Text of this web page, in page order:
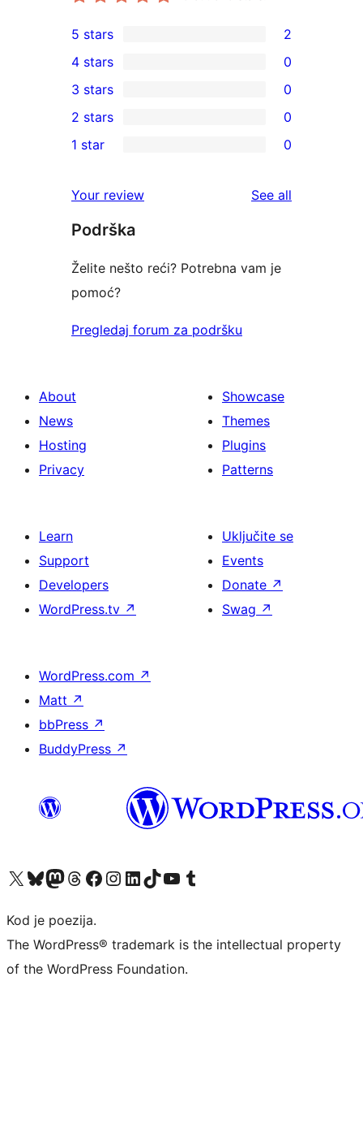
2
5-
star
reviews
5 stars 2
4-
star
reviews
4 stars 0
0
3-
star
3 stars 0
2-
reviews
2 stars 0
star
reviews
1 star 0
Your review See all
Podrška
Želite nešto reći? Potrebna vam je
pomoć?
Pregledaj forum za podršku
About
News
Hosting
Privacy
Showcase
Themes
Plugins
Patterns
Learn
Support
Developers
WordPress.tv ↗
Uključite se
Events
Donate ↗
Swag ↗
WordPress.com ↗
Matt ↗
bbPress ↗
BuddyPress ↗
Visit our X (formerly Twitter) account
Visit our Bluesky account
Visit our Mastodon account
Visit our Threads account
Visit our Facebook page
Visit our Instagram account
Visit our LinkedIn account
Visit our TikTok account
Visit our YouTube channel
Visit our Tumblr account
Kod je poezija.
The WordPress® trademark is the intellectual property
of the WordPress Foundation.